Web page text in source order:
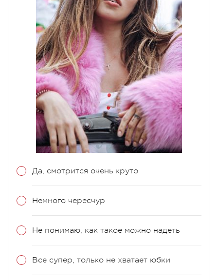
Да, смотрится очень круто
Немного чересчур
Не понимаю, как такое можно надеть
Все супер, только не хватает юбки